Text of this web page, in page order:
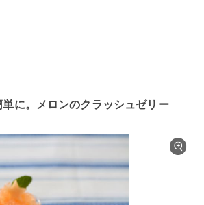
に。メロンのクラッシュゼリー